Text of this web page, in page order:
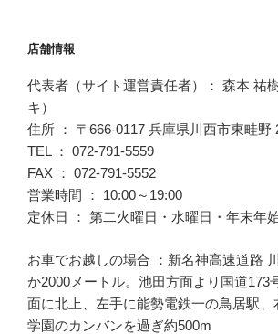
店舗情報
代表者（サイト運営責任者）： 森本 祐
キ）
住所 ： 〒666-0117 兵庫県川西市東畦野
TEL ： 072-791-5559
FAX ： 072-791-5552
営業時間 ： 10:00～19:00
定休日 ： 第二火曜日・水曜日・年末年
お車でお越しの場合 ：新名神高速道路
か2000メートル。池田方面より国道173
面に北上、左手に能勢電鉄一の鳥居駅、
学園のカンバンを過ぎ約500m